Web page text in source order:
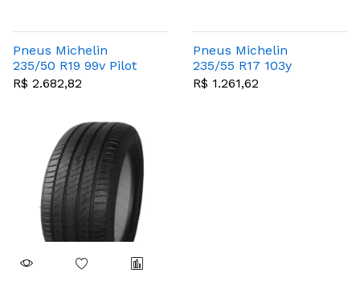
Pneus Michelin
235/50 R19 99v Pilot
Sport 4 Suv
R$ 2.682,82
Pneus Michelin
235/55 R17 103y
Primacy4
R$ 1.261,62